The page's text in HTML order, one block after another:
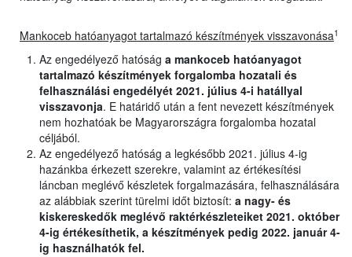
Mankoceb hatóanyagot tartalmazó készítmények visszavonása1
Az engedélyező hatóság a mankoceb hatóanyagot
tartalmazó készítmények forgalomba hozatali és
felhasználási engedélyét 2021. július 4-i hatállyal
visszavonja. E határidő után a fent nevezett készítmények
nem hozhatóak be Magyarországra forgalomba hozatal
céljából.
Az engedélyező hatóság a legkésőbb 2021. július 4-ig
hazánkba érkezett szerekre, valamint az értékesítési
láncban meglévő készletek forgalmazására, felhasználására
az alábbiak szerint türelmi időt biztosít: a nagy- és
kiskereskedők meglévő raktérkészleteiket 2021. október
4-ig értékesíthetik, a készítmények pedig 2022. január 4-
ig használhatók fel.